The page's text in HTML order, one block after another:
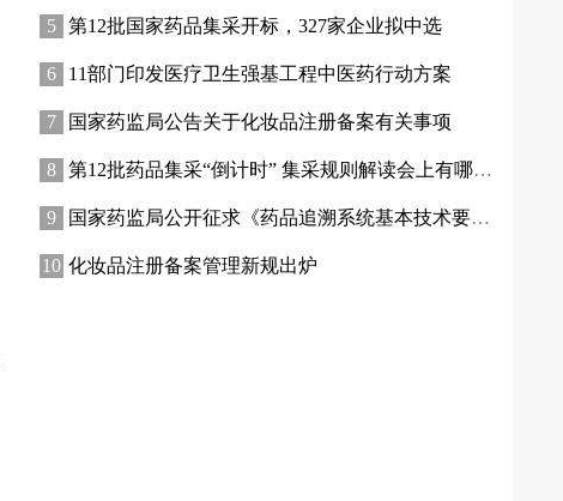
第12批国家药品集采开标，327家企业拟中选
11部门印发医疗卫生强基工程中医药行动方案
国家药监局公告关于化妆品注册备案有关事项
第12批药品集采“倒计时” 集采规则解读会上有哪些增量信息？
国家药监局公开征求《药品追溯系统基本技术要求（修订征求意见稿）》意见
化妆品注册备案管理新规出炉